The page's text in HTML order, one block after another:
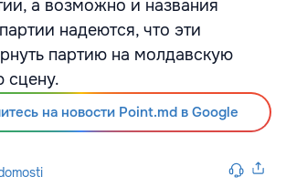
а возможно и названия
надеются, что эти
партию на молдавскую
сцену.
на новости Point.md в Google